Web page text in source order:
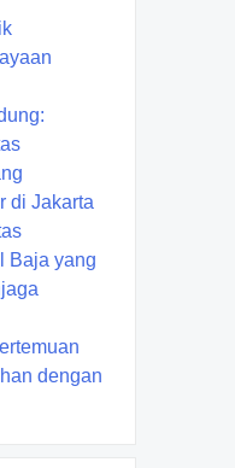
di Jakarta
Baja yang
dengan